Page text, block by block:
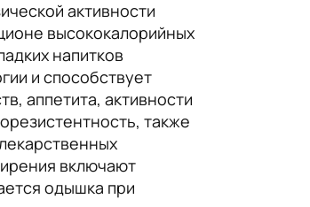
активности
высококалорийных
напитков
и способствует
аппетита, активности
также
включают
одышка при